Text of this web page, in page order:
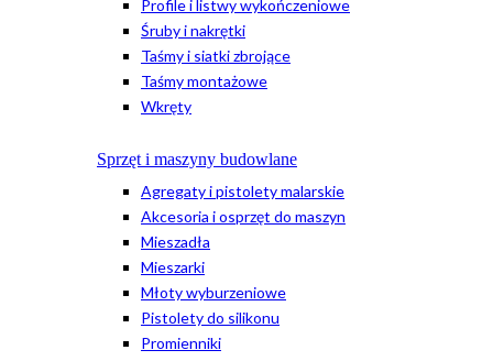
Profile i listwy wykończeniowe
Śruby i nakrętki
Taśmy i siatki zbrojące
Taśmy montażowe
Wkręty
Sprzęt i maszyny budowlane
Agregaty i pistolety malarskie
Akcesoria i osprzęt do maszyn
Mieszadła
Mieszarki
Młoty wyburzeniowe
Pistolety do silikonu
Promienniki